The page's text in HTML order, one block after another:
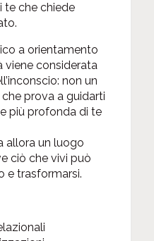
te che chiede
a orientamento
viene considerata
non un
prova a guidarti
più profonda di te
allora un luogo
ciò che vivi può
e trasformarsi.